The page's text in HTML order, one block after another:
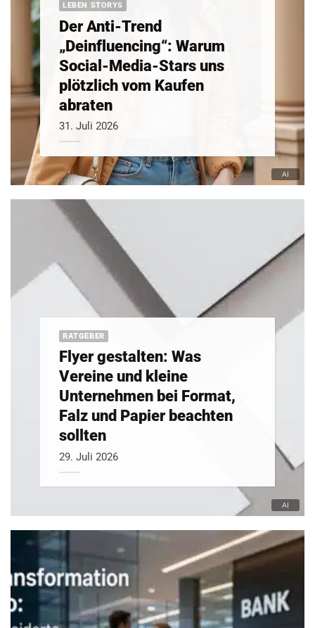
LEBEN STORYS
Der Anti-Trend
„Deinfluencing“: Warum
Social-Media-Stars uns
plötzlich vom Kaufen
abraten
31. Juli 2026
RATGEBER
Flyer gestalten: Was
Vereine und kleine
Unternehmen bei Format,
Falz und Papier beachten
sollten
29. Juli 2026